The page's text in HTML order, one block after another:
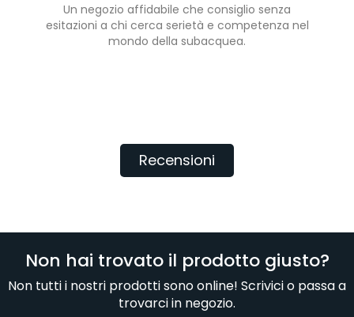
Un negozio affidabile che consiglio senza
esitazioni a chi cerca serietà e competenza nel
mondo della subacquea.
Recensioni
Non hai trovato il prodotto giusto?
Non tutti i nostri prodotti sono online! Scrivici o passa a
trovarci in negozio.